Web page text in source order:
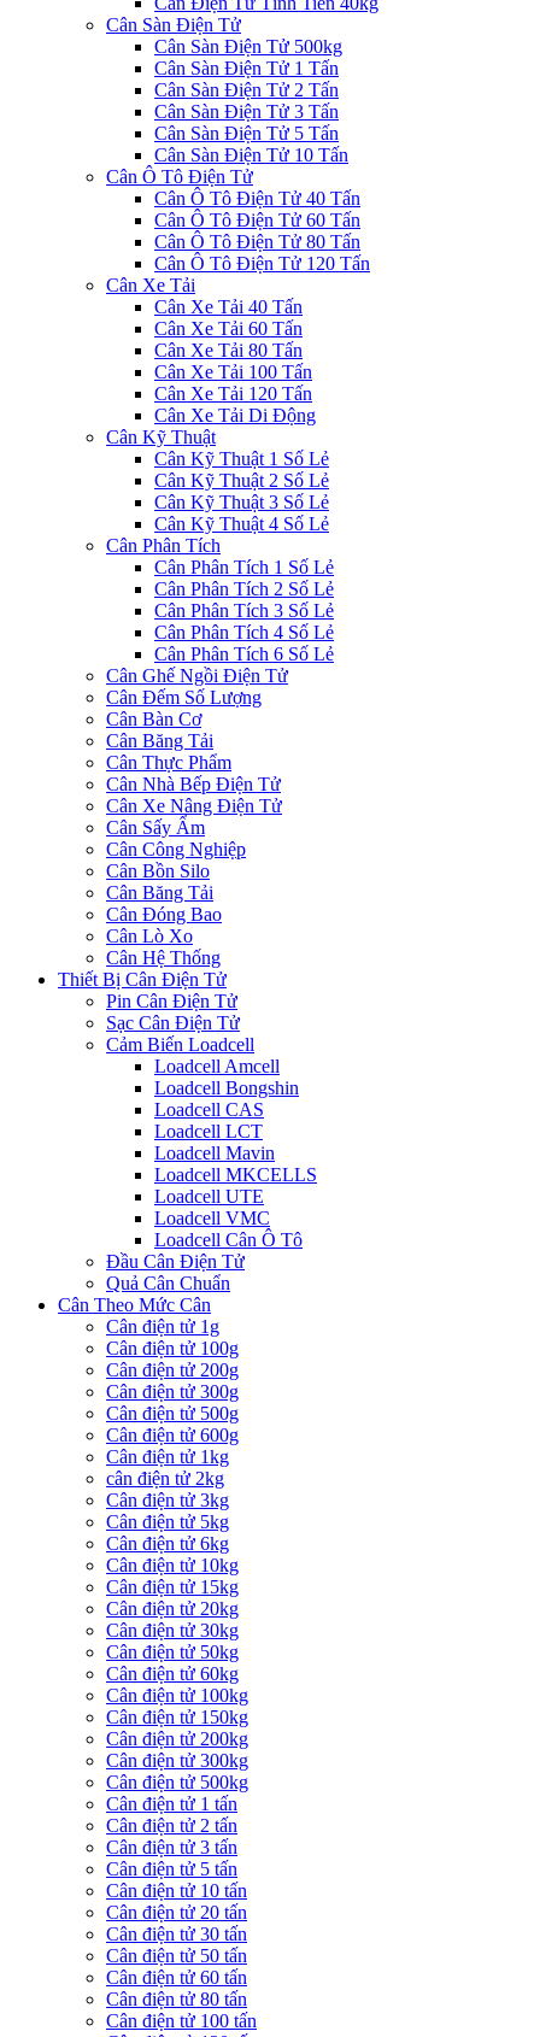
Cân Sàn Điện Tử
Cân Sàn Điện Tử 500kg
Cân Sàn Điện Tử 1 Tấn
Cân Sàn Điện Tử 2 Tấn
Cân Sàn Điện Tử 3 Tấn
Cân Sàn Điện Tử 5 Tấn
Cân Sàn Điện Tử 10 Tấn
Cân Ô Tô Điện Tử
Cân Ô Tô Điện Tử 40 Tấn
Cân Ô Tô Điện Tử 60 Tấn
Cân Ô Tô Điện Tử 80 Tấn
Cân Ô Tô Điện Tử 120 Tấn
Cân Xe Tải
Cân Xe Tải 40 Tấn
Cân Xe Tải 60 Tấn
Cân Xe Tải 80 Tấn
Cân Xe Tải 100 Tấn
Cân Xe Tải 120 Tấn
Cân Xe Tải Di Động
Cân Kỹ Thuật
Cân Kỹ Thuật 1 Số Lẻ
Cân Kỹ Thuật 2 Số Lẻ
Cân Kỹ Thuật 3 Số Lẻ
Cân Kỹ Thuật 4 Số Lẻ
Cân Phân Tích
Cân Phân Tích 1 Số Lẻ
Cân Phân Tích 2 Số Lẻ
Cân Phân Tích 3 Số Lẻ
Cân Phân Tích 4 Số Lẻ
Cân Phân Tích 6 Số Lẻ
Cân Ghế Ngồi Điện Tử
Cân Đếm Số Lượng
Cân Bàn Cơ
Cân Băng Tải
Cân Thực Phẩm
Cân Nhà Bếp Điện Tử
Cân Xe Nâng Điện Tử
Cân Sấy Ẩm
Cân Công Nghiệp
Cân Bồn Silo
Cân Băng Tải
Cân Đóng Bao
Cân Lò Xo
Cân Hệ Thống
Thiết Bị Cân Điện Tử
Pin Cân Điện Tử
Sạc Cân Điện Tử
Cảm Biến Loadcell
Loadcell Amcell
Loadcell Bongshin
Loadcell CAS
Loadcell LCT
Loadcell Mavin
Loadcell MKCELLS
Loadcell UTE
Loadcell VMC
Loadcell Cân Ô Tô
Đầu Cân Điện Tử
Quả Cân Chuẩn
Cân Theo Mức Cân
Cân điện tử 1g
Cân điện tử 100g
Cân điện tử 200g
Cân điện tử 300g
Cân điện tử 500g
Cân điện tử 600g
Cân điện tử 1kg
cân điện tử 2kg
Cân điện tử 3kg
Cân điện tử 5kg
Cân điện tử 6kg
Cân điện tử 10kg
Cân điện tử 15kg
Cân điện tử 20kg
Cân điện tử 30kg
Cân điện tử 50kg
Cân điện tử 60kg
Cân điện tử 100kg
Cân điện tử 150kg
Cân điện tử 200kg
Cân điện tử 300kg
Cân điện tử 500kg
Cân điện tử 1 tấn
Cân điện tử 2 tấn
Cân điện tử 3 tấn
Cân điện tử 5 tấn
Cân điện tử 10 tấn
Cân điện tử 20 tấn
Cân điện tử 30 tấn
Cân điện tử 50 tấn
Cân điện tử 60 tấn
Cân điện tử 80 tấn
Cân điện tử 100 tấn